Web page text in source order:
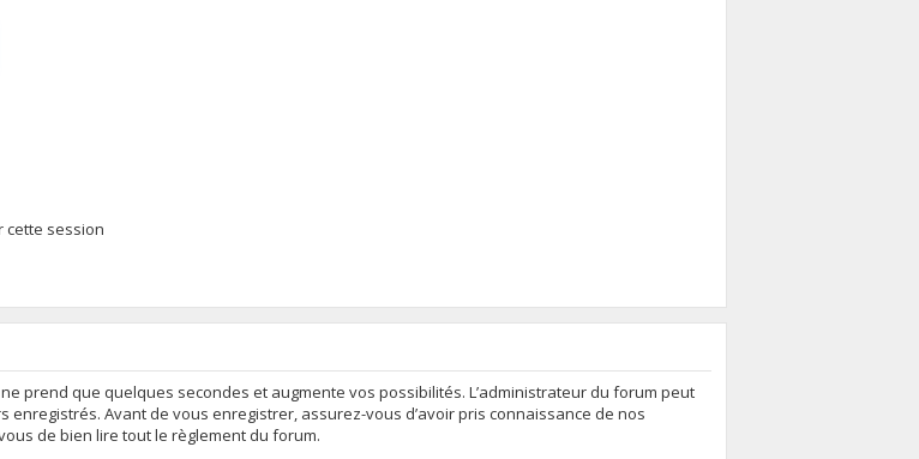
cette session
prend que quelques secondes et augmente vos possibilités. L’administrateur du forum peut
Avant de vous enregistrer, assurez-vous d’avoir pris connaissance de nos
de bien lire tout le règlement du forum.